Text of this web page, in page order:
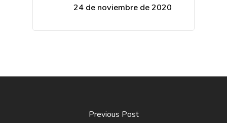
24 de noviembre de 2020
Previous Post